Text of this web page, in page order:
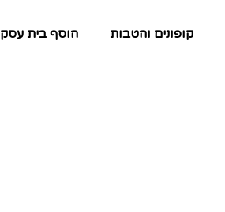
קופונים והטבות הוסף בית עסק